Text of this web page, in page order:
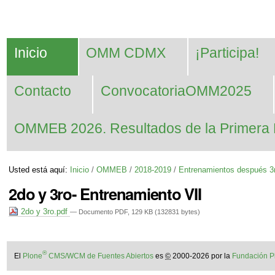
contenido.
Saltar
navegación
Inicio OMM CDMX ¡Participa!
Contacto ConvocatoriaOMM2025
OMMEB 2026. Resultados de la Primera
Usted está aquí: Inicio /OMMEB /2018-2019 / Entrenamientos después
2do y 3ro- Entrenamiento VII
2do y 3ro.pdf— Documento PDF, 129 KB (132831 bytes)
El Plone®CMS/WCM de Fuentes Abiertos es© 2000-2026 por la Fundación